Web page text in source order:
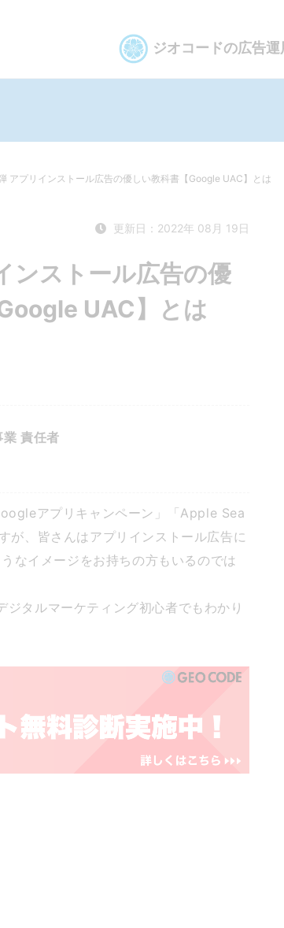
ジオコードの広告運
アプリインストール広告の優しい教科書【Google UAC】とは
更新日：2022年 08月 19日
ンストール広告の優
UAC】とは
業 責任者
アプリキャンペーン」「Apple Sea
が、皆さんはアプリインストール広告に
なイメージをお持ちの方もいるのでは
タルマーケティング初心者でもわかり